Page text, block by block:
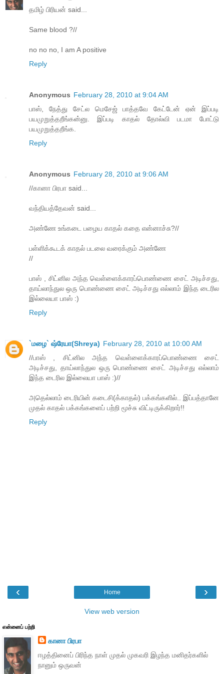
தமிழ் பிரியன் said...
Same blood ?//
no no no, I am A positive
Reply
Anonymous February 28, 2010 at 9:04 AM
பாஸ், நேத்து சேட்ல மெசேஜ் பாத்தவே கேட்டேன் ஏன் இப்படி
பயமுறுத்தறீங்கன்னு. இப்படி காதல் தோல்வி படமா போட்டு
பயமுறுத்தறீங்க.
Reply
Anonymous February 28, 2010 at 9:06 AM
//கானா பிரபா said...
வந்தியத்தேவன் said...
அண்ணே உங்கடை பழைய காதல் கதை என்னாச்சு?//
பள்ளிக்கூடக் காதல் படலை வரைக்கும் அண்ணே
//
பாஸ் , சிட்னில அந்த வெள்ளைக்காரப்பொண்ணை சைட் அடிச்சது,
தாய்லாந்துல ஒரு பொண்ணை சைட் அடிச்சது எல்லாம் இந்த டைரில
இல்லையா பாஸ் :)
Reply
`மழை` ஷ்ரேயா(Shreya) February 28, 2010 at 10:00 AM
//பாஸ் , சிட்னில அந்த வெள்ளைக்காரப்பொண்ணை சைட்
அடிச்சது, தாய்லாந்துல ஒரு பொண்ணை சைட் அடிச்சது எல்லாம்
இந்த டைரில இல்லையா பாஸ் :)//
அதெல்லாம் டைரியின் கடைசி(க்காதல்) பக்கங்களில்.. இப்பத்தானே
முதல் காதல் பக்கங்களைப் பற்றி மூச்சு விட்டிருக்கிறார்!!
Reply
‹ ›
Home
View web version
என்னைப் பற்றி
கானா பிரபா
ஈழத்தினைப் பிரிந்த நாள் முதல் முகவரி இழந்த மனிதர்களில்
நானும் ஒருவன்